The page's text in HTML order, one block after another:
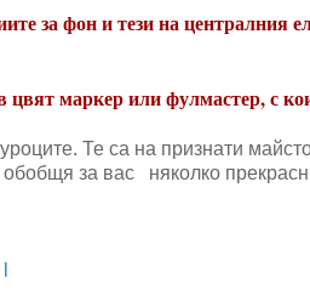
за фон и тези на централния
маркер или фулмастер, с
Те са на признати
за вас няколко